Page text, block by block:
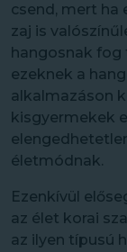
csend, mert ha
zaj is
hangosnak fog
ezeknek a
alkalmazáson
kisgyermekek
életmódnak.
Ezenkívül
az élet korai
az ilyen típusú